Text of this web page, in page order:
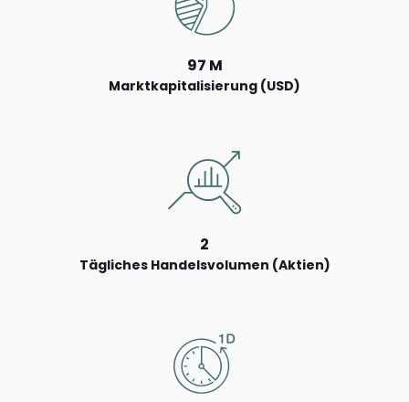
97 M
Marktkapitalisierung (USD)
2
Tägliches Handelsvolumen (Aktien)